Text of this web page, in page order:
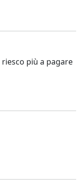
più a pagare